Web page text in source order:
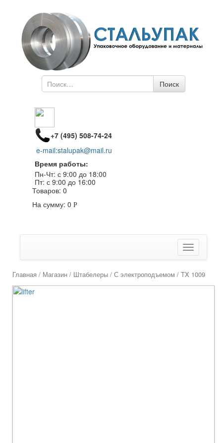
Поиск
по
Поиск
+7 (495) 508-74-24
e-mail:stalupak@mail.ru
Время работы:
Пн-Чт: с 9:00 до 18:00
Пт: с 9:00 до 16:00
Товаров: 0
На сумму: 0 Р
Показать/
Скрыть
Главная / Магазин / Штабелеры / С электроподъемом / TX 1009